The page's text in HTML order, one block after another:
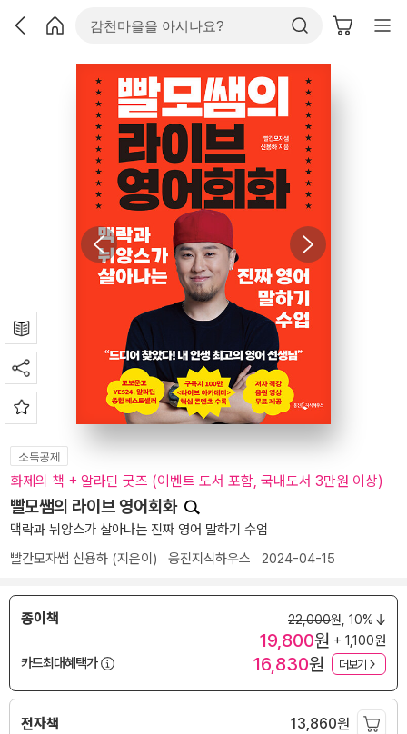
소득공제
화제의 책 + 알라딘 굿즈 (이벤트 도서 포함, 국내도서 3만원 이상)
빨모쌤의 라이브 영어회화
맥락과 뉘앙스가 살아나는 진짜 영어 말하기 수업
빨간모자쌤 신용하 (지은이) 웅진지식하우스 2024-04-15
종이책 22,000원, 10%
19,800원 + 1,100원
카드최대혜택가
16,830원 더보기
전자책 13,860원